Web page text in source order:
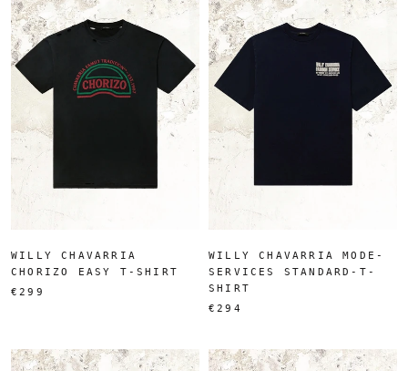
WILLY CHAVARRIA
CHORIZO EASY T-SHIRT
€299
WILLY CHAVARRIA MODE-
SERVICES STANDARD-T-
SHIRT
€294